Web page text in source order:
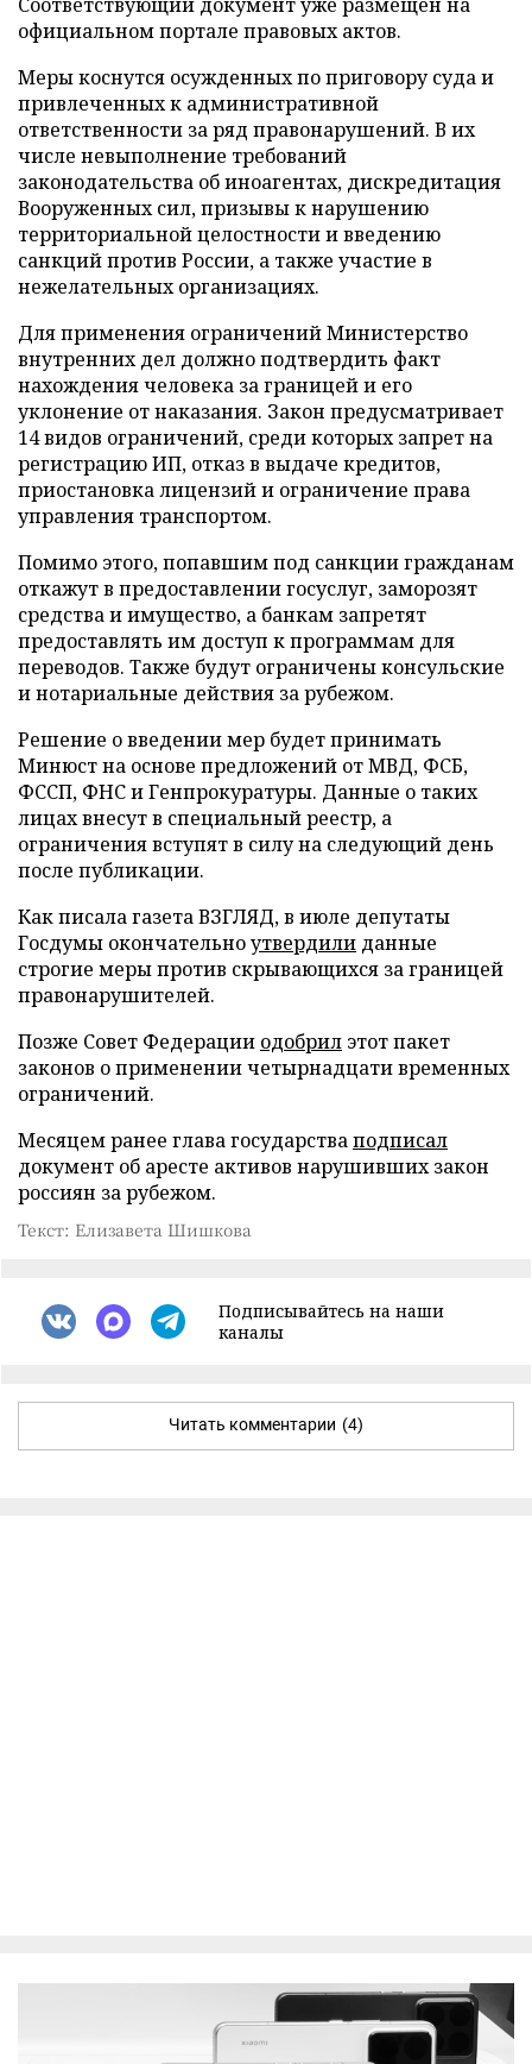
официальном портале правовых актов.
Меры коснутся осужденных по приговору суда и
привлеченных к административной
ответственности за ряд правонарушений. В их
числе невыполнение требований
законодательства об иноагентах, дискредитация
Вооруженных сил, призывы к нарушению
территориальной целостности и введению
санкций против России, а также участие в
нежелательных организациях.
Для применения ограничений Министерство
внутренних дел должно подтвердить факт
нахождения человека за границей и его
уклонение от наказания. Закон предусматривает
14 видов ограничений, среди которых запрет на
регистрацию ИП, отказ в выдаче кредитов,
приостановка лицензий и ограничение права
управления транспортом.
Помимо этого, попавшим под санкции гражданам
откажут в предоставлении госуслуг, заморозят
средства и имущество, а банкам запретят
предоставлять им доступ к программам для
переводов. Также будут ограничены консульские
и нотариальные действия за рубежом.
Решение о введении мер будет принимать
Минюст на основе предложений от МВД, ФСБ,
ФССП, ФНС и Генпрокуратуры. Данные о таких
лицах внесут в специальный реестр, а
ограничения вступят в силу на следующий день
после публикации.
Как писала газета ВЗГЛЯД, в июле депутаты
Госдумы окончательноутвердили данные
строгие меры против скрывающихся за границей
правонарушителей.
Позже Совет Федерации одобрил этот пакет
законов о применении четырнадцати временных
ограничений.
Месяцем ранее глава государстваподписал
документ об аресте активов нарушивших закон
россиян за рубежом.
Текст: Елизавета Шишкова
Подписывайтесь на наши
каналы
Читать комментарии (4)